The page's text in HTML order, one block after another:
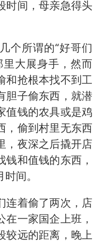
时间，母亲急得头
个所谓的“好哥们
里大展身手，然而
和抢根本找不到工
胆子偷东西，就潜
值钱的农具或是鸡
，偷到村里无东西
，夜深之后撬开店
和值钱的东西，
间。
连着偷了两次，店
一家国企上班，
较远的距离，晚上